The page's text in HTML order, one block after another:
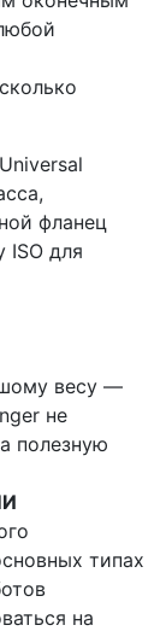
фланец
ISO для
весу —
не
полезную
типах
на